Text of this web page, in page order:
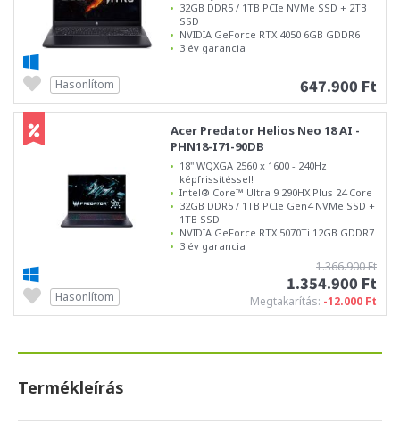
32GB DDR5 / 1TB PCIe NVMe SSD + 2TB
SSD
NVIDIA GeForce RTX 4050 6GB GDDR6
3 év garancia
647.900 Ft
Hasonlítom
Acer Predator Helios Neo 18 AI -
PHN18-I71-90DB
18" WQXGA 2560 x 1600 - 240Hz
képfrissítéssel!
Intel® Core™ Ultra 9 290HX Plus 24 Core
32GB DDR5 / 1TB PCIe Gen4 NVMe SSD +
1TB SSD
NVIDIA GeForce RTX 5070Ti 12GB GDDR7
3 év garancia
1.366.900 Ft
1.354.900 Ft
Megtakarítás: -12.000 Ft
Hasonlítom
Termékleírás